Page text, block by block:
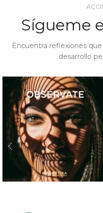
Sígueme
Encuentra reflexiones
desarrollo